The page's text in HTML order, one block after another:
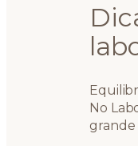
No
grande